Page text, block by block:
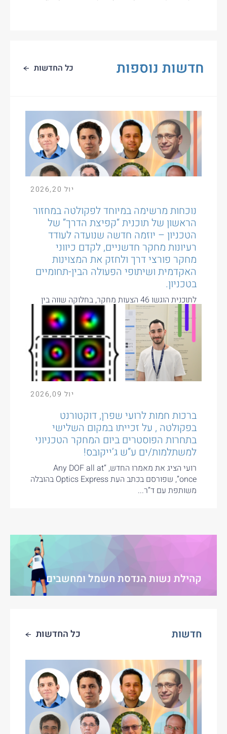
קהילת נשות הנדסת חשמל ומחשבים
חדשות כל החדשות
חדשות נוספות כל החדשות
יול 20
,
2026
נוכחות מרשימה במיוחד לפקולטה במחזור
הראשון של תוכנית “קפיצת הדרך” של
הטכניון – יוזמה חדשה שנועדה לעודד
רעיונות מחקר חדשניים, לקדם כיווני
מחקר פורצי דרך ולחזק את המצוינות
האקדמית ושיתופי הפעולה הבין-תחומיים
בטכניון.
לתוכנית הוגשו 46 הצעות מחקר, בחלוקה שווה בין
המסלול האישי למסלול הקבוצתי. לאחר הליך שיפוט
תחרותי נבחרו עשר הצעות...
יול 09
,
2026
ברכות חמות לרועי שפרן, דוקטורנט
בפקולטה , על זכייתו במקום השלישי
בתחרות הפוסטרים ביום המחקר הטכניוני
למשתלמות/ים ע”ש ג’ייקובס!
רועי הציג את מאמרו החדש, “Any DOF all at
once”, שפורסם בכתב העת Optics Express בהובלה
משותפת עם ד”ר...